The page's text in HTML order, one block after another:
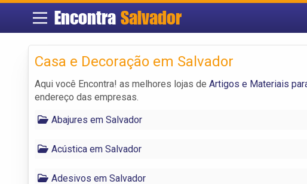
Encontra Salvador
Casa e Decoração em Salvador
Aqui você Encontra! as melhores lojas de Artigos e Materiais
endereço das empresas.
Abajures em Salvador
Acústica em Salvador
Adesivos em Salvador